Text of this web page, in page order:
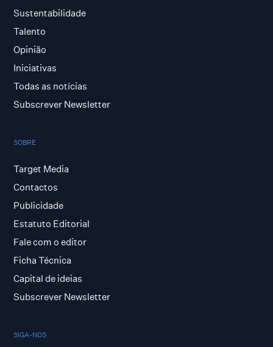
Sustentabilidade
Talento
Opinião
Iniciativas
Todas as notícias
Subscrever Newsletter
SOBRE
Target Media
Contactos
Publicidade
Estatuto Editorial
Fale com o editor
Ficha Técnica
Capital de ideias
Subscrever Newsletter
SIGA-NOS